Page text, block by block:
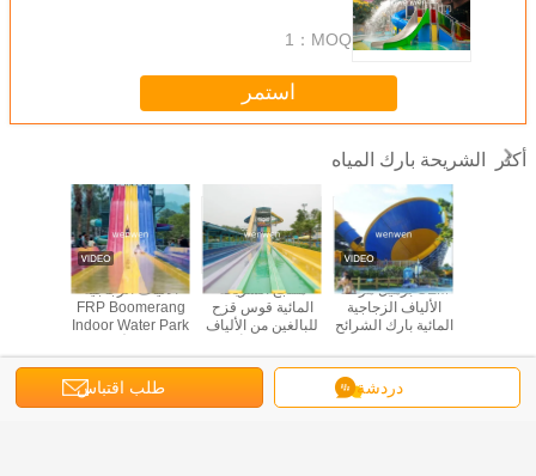
MOQ：
1
استمر
أكثر الشريحة بارك المياه
الألياف الزجاجية
FRP Boomerang
Indoor Water Park
البالغين
منتجع الشريحة
المائية قوس قزح
للبالغين من الألياف
عازلة
OEM برميل مزلقة
الألياف الزجاجية
المائية بارك الشرائح
الطلق
دردشة طلب اقتباس